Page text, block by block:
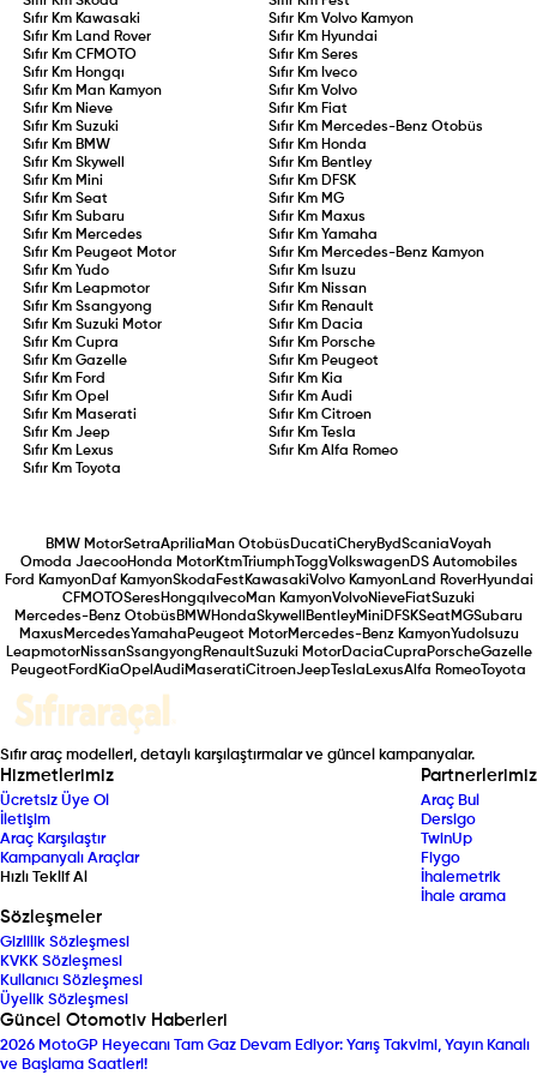
Sıfır Km Kawasaki Sıfır Km Volvo Kamyon
Sıfır Km Land Rover Sıfır Km Hyundai
Sıfır KmCFMOTO Sıfır Km Seres
Sıfır Km Hongqı Sıfır Km Iveco
Sıfır Km Man Kamyon Sıfır Km Volvo
Sıfır Km Nieve Sıfır Km Fiat
Sıfır KmSuzuki Sıfır Km Mercedes-Benz Otobüs
Sıfır Km BMW Sıfır Km Honda
Sıfır KmSkywell Sıfır Km Bentley
Sıfır Km Mini Sıfır Km DFSK
Sıfır KmSeat Sıfır Km MG
Sıfır KmSubaru Sıfır Km Maxus
Sıfır Km Mercedes Sıfır Km Yamaha
Sıfır Km Peugeot Motor Sıfır Km Mercedes-Benz Kamyon
Sıfır KmYudo Sıfır Km Isuzu
Sıfır Km Leapmotor Sıfır Km Nissan
Sıfır KmSsangyong Sıfır Km Renault
Sıfır KmSuzuki Motor Sıfır Km Dacia
Sıfır KmCupra Sıfır Km Porsche
Sıfır KmGazelle Sıfır Km Peugeot
Sıfır Km Ford Sıfır Km Kia
Sıfır KmOpel Sıfır Km Audi
Sıfır Km Maserati Sıfır Km Citroen
Sıfır KmJeep Sıfır Km
Tesla
Sıfır Km Lexus Sıfır Km Alfa Romeo
Sıfır Km
Toyota
BMW MotorSetraAprilia Man Otobüs DucatiCheryBydScaniaVoyah
Omoda JaecooHonda MotorKtmTriumphToggVolkswagenDS Automobiles
Ford KamyonDaf KamyonSkoda FestKawasakiVolvo KamyonLand RoverHyundai
CFMOTOSeres Hongqı IvecoMan KamyonVolvoNieveFiatSuzuki
Mercedes-Benz Otobüs BMWHondaSkywell BentleyMini DFSKSeatMGSubaru
Maxus MercedesYamaha Peugeot MotorMercedes-Benz KamyonYudoIsuzu
LeapmotorNissanSsangyong RenaultSuzuki MotorDaciaCupra PorscheGazelle
PeugeotFord KiaOpel Audi MaseratiCitroenJeep Tesla LexusAlfa Romeo Toyota
Sıfır araç modelleri, detaylı karşılaştırmalar ve güncel kampanyalar.
Hizmetlerimiz
Ücretsiz Üye Ol
İletişim
Araç Karşılaştır
Kampanyalı Araçlar
Hızlı Teklif Al
Partnerlerimiz
Araç Bul
Dersigo
TwinUp
Fiygo
İhalemetrik
İhale arama
Sözleşmeler
Gizlilik Sözleşmesi
KVKK Sözleşmesi
Kullanıcı Sözleşmesi
Üyelik Sözleşmesi
Güncel Otomotiv Haberleri
2026 MotoGP Heyecanı Tam Gaz Devam Ediyor: Yarış Takvimi, Yayın Kanalı
ve Başlama Saatleri!